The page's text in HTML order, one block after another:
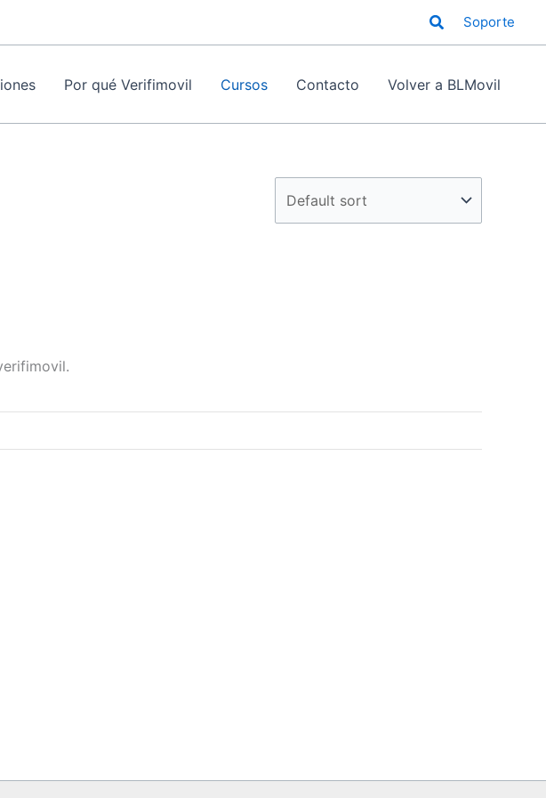
BuscarSoporte
Por qué Verifimovil Cursos Contacto Volver a BLMovil